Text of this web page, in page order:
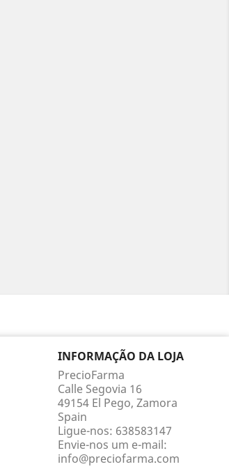
INFORMAÇÃO DA LOJA
PrecioFarma
Calle Segovia 16
49154 El Pego, Zamora
Spain
Ligue-nos: 638583147
Envie-nos um e-mail:
info@preciofarma.com